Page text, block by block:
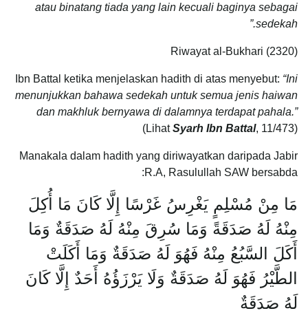
atau binatang tiada yang lain kecuali baginya sebagai
sedekah.”
Riwayat al-Bukhari (2320)
Ibn Battal ketika menjelaskan hadith di atas menyebut: “Ini
menunjukkan bahawa sedekah untuk semua jenis haiwan
dan makhluk bernyawa di dalamnya terdapat pahala.”
(LihatSyarh Ibn Battal, 11/473)
Manakala dalam hadith yang diriwayatkan daripada Jabir
R.A, Rasulullah SAW bersabda:
مَا مِنْ مُسْلِمٍ يَغْرِسُ غَرْسًا‎ ‎إِلَّا كَانَ مَا أُكِلَ
مِنْهُ‏‎ ‎لَهُ صَدَقَةً وَمَا سُرِقَ مِنْهُ‏‎ ‎لَهُ صَدَقَةٌ وَمَا
أَكَلَ‏‎ ‎السَّبُعُ مِنْهُ فَهُوَ لَهُ‏‎ ‎صَدَقَةٌ وَمَا أَكَلَتْ